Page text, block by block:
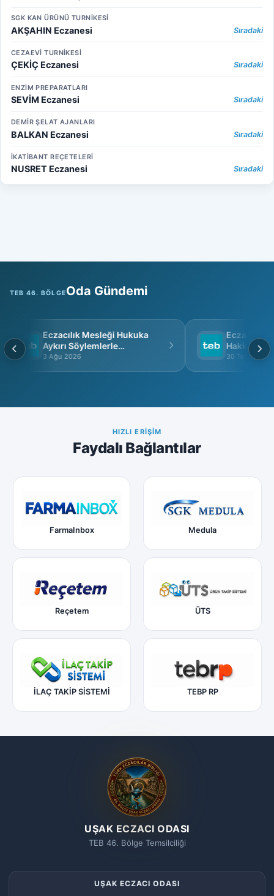
SGK KAN ÜRÜNÜ TURNİKESİ
AKŞAHIN Eczanesi Sıradaki
CEZAEVİ TURNİKESİ
ÇEKİÇ Eczanesi Sıradaki
ENZİM PREPARATLARI
SEVİM Eczanesi Sıradaki
DEMİR ŞELAT AJANLARI
BALKAN Eczanesi Sıradaki
İKATİBANT REÇETELERİ
NUSRET Eczanesi Sıradaki
TEB 46. BÖLGEOda Gündemi
Eczacılık Mesleği Hukuka
Aykırı Söylemlerle
İtibarsızlaştırılamaz
3 Ağu 2026
Eczacı
Hakkında
30 Tem 2026
HIZLI ERIŞIM
Faydalı Bağlantılar
FarmaInbox Medula
Reçetem ÜTS
İLAÇ TAKİP SİSTEMİ TEBP RP
UŞAK ECZACI ODASI
TEB 46. Bölge Temsilciliği
UŞAK ECZACI ODASI